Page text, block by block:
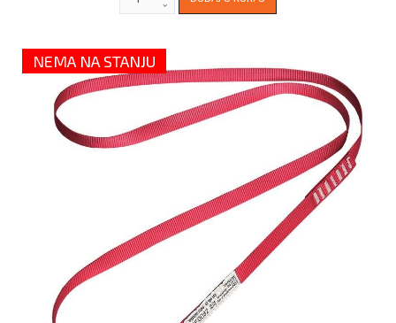
NEMA NA STANJU